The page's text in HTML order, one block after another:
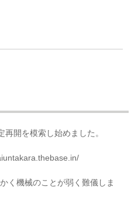
開を模索し始めました。
く機械のことが弱く難儀しま